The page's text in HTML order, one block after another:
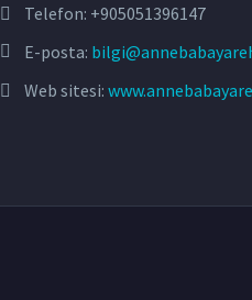
Telefon: +905051396147
E-posta:
Web sitesi: